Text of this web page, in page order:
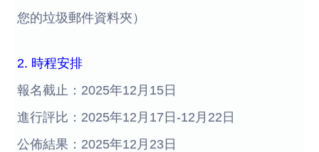
您的垃圾郵件資料夾）
2. 時程安排
報名截止：2025年12月15日
進行評比：2025年12月17日-12月22日
公佈結果：2025年12月23日